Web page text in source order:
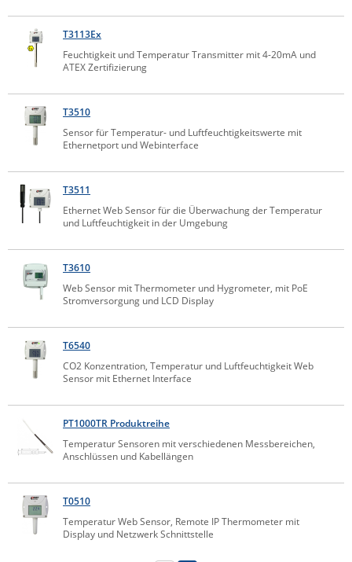
Sunbird
Tactical Software
TEKTELIC
Teltonika
Unwired Networks
Vision
Westermo
Yuasa
News zu unseren Herstellern
T3113Ex
Feuchtigkeit und Temperatur Transmitter mit 4-20mA und
ATEX Zertifizierung
T3510
Sensor für Temperatur- und Luftfeuchtigkeitswerte mit
Ethernetport und Webinterface
T3511
Ethernet Web Sensor für die Überwachung der Temperatur
und Luftfeuchtigkeit in der Umgebung
T3610
Web Sensor mit Thermometer und Hygrometer, mit PoE
Stromversorgung und LCD Display
T6540
CO2 Konzentration, Temperatur und Luftfeuchtigkeit Web
Sensor mit Ethernet Interface
PT1000TR Produktreihe
Temperatur Sensoren mit verschiedenen Messbereichen,
Anschlüssen und Kabellängen
T0510
Temperatur Web Sensor, Remote IP Thermometer mit
Display und Netzwerk Schnittstelle